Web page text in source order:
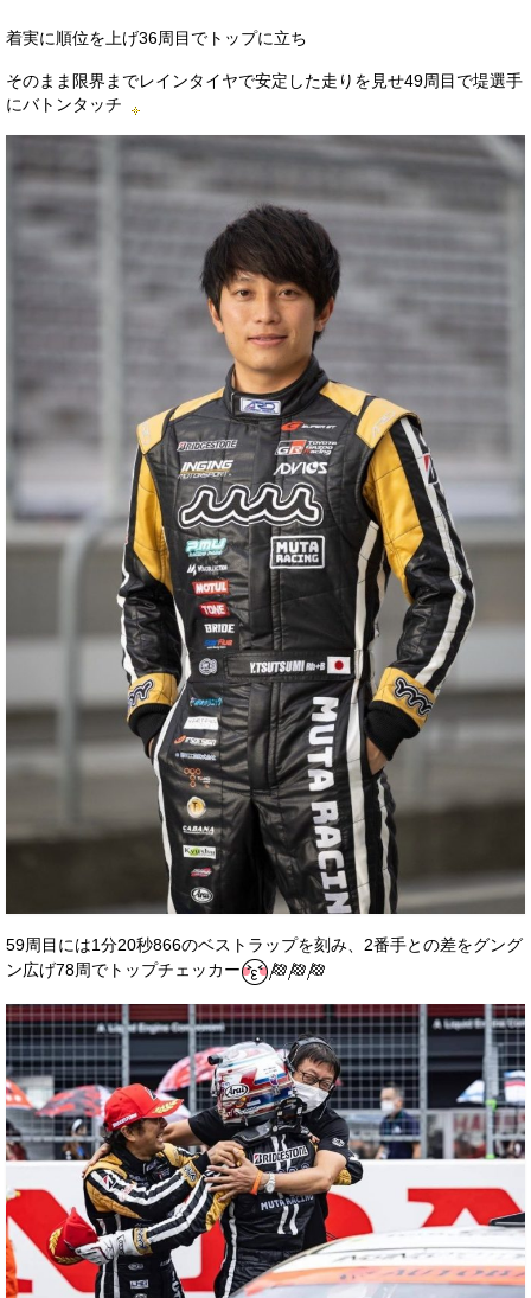
着実に順位を上げ36周目でトップに立ち
そのまま限界までレインタイヤで安定した走りを見せ49周目で堤選手
にバトンタッチ
59周目には1分20秒866のベストラップを刻み、2番手との差をグング
ン広げ78周でトップチェッカー